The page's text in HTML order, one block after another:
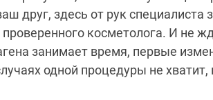
друг, здесь от рук специалиста
косметолога. И не
занимает время, первые
одной процедуры не хватит,